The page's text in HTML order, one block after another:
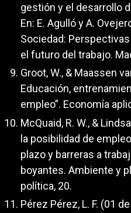
gestión y el desarrollo
En: E. Agulló y A.
Sociedad:
el futuro del trabajo.
Groot, W., & Maassen
Educación,
empleo”. Economía
McQuaid, R. W., &
la posibilidad de
plazo y barreras a
boyantes. Ambiente y
política, 20.
Pérez Pérez, L. F. (01